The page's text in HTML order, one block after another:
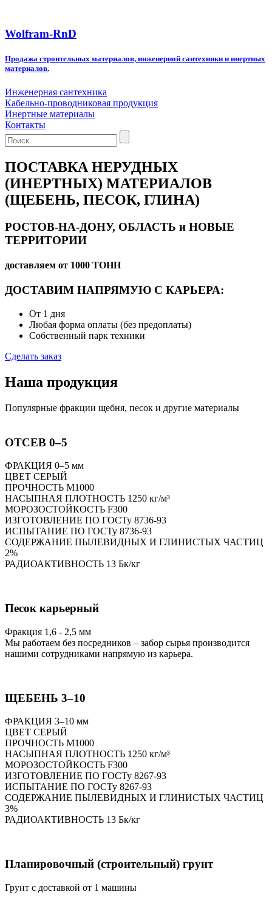
Wolfram-RnD
Продажа строительных материалов, инженерной сантехники и инертных
материалов.
Инженерная сантехника
Кабельно-проводниковая продукция
Инертные материалы
Контакты
ПОСТАВКА НЕРУДНЫХ
(ИНЕРТНЫХ) МАТЕРИАЛОВ
(ЩЕБЕНЬ, ПЕСОК, ГЛИНА)
РОСТОВ-НА-ДОНУ, ОБЛАСТЬ и НОВЫЕ
ТЕРРИТОРИИ
доставляем от 1000 ТОНН
ДОСТАВИМ НАПРЯМУЮ С КАРЬЕРА:
От 1 дня
Любая форма оплаты (без предоплаты)
Собственный парк техники
Сделать заказ
Наша продукция
Популярные фракции щебня, песок и другие материалы
ОТСЕВ 0–5
ФРАКЦИЯ 0–5 мм
ЦВЕТ СЕРЫЙ
ПРОЧНОСТЬ M1000
НАСЫПНАЯ ПЛОТНОСТЬ 1250 кг/м³
МОРОЗОСТОЙКОСТЬ F300
ИЗГОТОВЛЕНИЕ ПО ГОСТу 8736-93
ИСПЫТАНИЕ ПО ГОСТу 8736-93
СОДЕРЖАНИЕ ПЫЛЕВИДНЫХ И ГЛИНИСТЫХ ЧАСТИЦ
2%
РАДИОАКТИВНОСТЬ 13 Бк/кг
Песок карьерный
Фракция 1,6 - 2,5 мм
Мы работаем без посредников – забор сырья производится
нашими сотрудниками напрямую из карьера.
ЩЕБЕНЬ 3–10
ФРАКЦИЯ 3–10 мм
ЦВЕТ СЕРЫЙ
ПРОЧНОСТЬ M1000
НАСЫПНАЯ ПЛОТНОСТЬ 1250 кг/м³
МОРОЗОСТОЙКОСТЬ F300
ИЗГОТОВЛЕНИЕ ПО ГОСТу 8267-93
ИСПЫТАНИЕ ПО ГОСТу 8267-93
СОДЕРЖАНИЕ ПЫЛЕВИДНЫХ И ГЛИНИСТЫХ ЧАСТИЦ
3%
РАДИОАКТИВНОСТЬ 13 Бк/кг
Планировочный (строительный) грунт
Грунт с доставкой от 1 машины